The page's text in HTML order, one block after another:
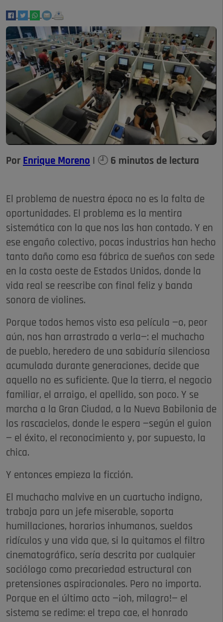
Por Enrique Moreno | 🕘 6 minutos de lectura
El problema de nuestra época no es la falta de
oportunidades. El problema es la mentira
sistemática con la que nos las han contado. Y en
ese engaño colectivo, pocas industrias han hecho
tanto daño como esa fábrica de sueños con sede
en la costa oeste de Estados Unidos, donde la
vida real se reescribe con final feliz y banda
sonora de violines.
Porque todos hemos visto esa película —o, peor
aún, nos han arrastrado a verla—: el muchacho
de pueblo, heredero de una sabiduría silenciosa
acumulada durante generaciones, decide que
aquello no es suficiente. Que la tierra, el negocio
familiar, el arraigo, el apellido, son poco. Y se
marcha a la Gran Ciudad, a la Nueva Babilonia de
los rascacielos, donde le espera —según el guion
— el éxito, el reconocimiento y, por supuesto, la
chica.
Y entonces empieza la ficción.
El muchacho malvive en un cuartucho indigno,
trabaja para un jefe miserable, soporta
humillaciones, horarios inhumanos, sueldos
ridículos y una vida que, si la quitamos el filtro
cinematográfico, sería descrita por cualquier
sociólogo como precariedad estructural con
pretensiones aspiracionales. Pero no importa.
Porque en el último acto —¡oh, milagro!— el
sistema se redime: el trepa cae, el honrado